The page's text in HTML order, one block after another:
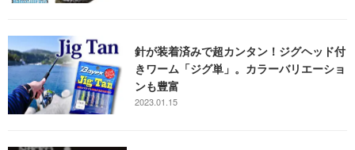
針が装着済みで超カンタン！ジグヘッド付
きワーム「ジグ単」。カラーバリエーショ
ンも豊富
2023.01.15